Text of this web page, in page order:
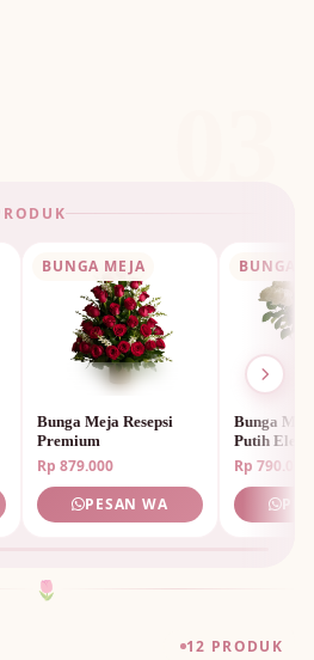
BUNGA MEJA
Bunga Meja Resepsi
Premium
Rp 879.000
PESAN WA
BUNGA
Bunga
Putih
Rp 790.000
🌷
12 PRODUK